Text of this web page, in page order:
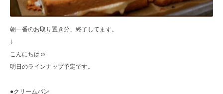
朝一番のお取り置き分、終了してます。
↓
こんにちは☺︎
明日のラインナップ予定です。
●クリームパン